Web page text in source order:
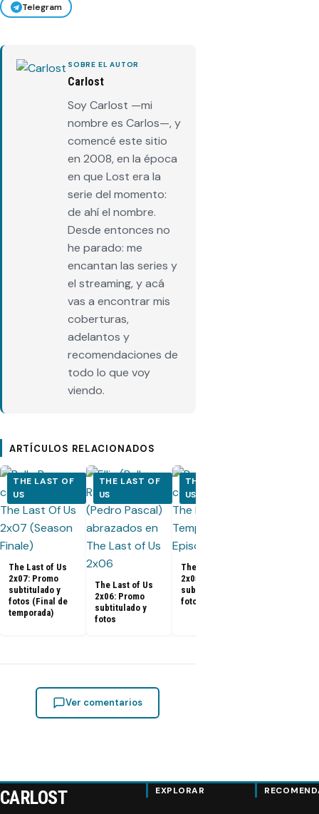
Telegram
SOBRE EL AUTOR
Carlost
Soy Carlost —mi
nombre es Carlos—, y
comencé este sitio
en 2008, en la época
en que Lost era la
serie del momento:
de ahí el nombre.
Desde entonces no
he parado: me
encantan las series y
el streaming, y acá
vas a encontrar mis
coberturas,
adelantos y
recomendaciones de
todo lo que voy
viendo.
ARTÍCULOS RELACIONADOS
THE LAST OF
US
The Last of Us
2x07: Promo
subtitulado y
fotos (Final de
temporada)
THE LAST OF
US
The Last of Us
2x06: Promo
subtitulado y
fotos
THE LAST OF
US
The Last of Us
2x05: Promo
subtitulado y
fotos
Ver comentarios
CARLOST EXPLORAR